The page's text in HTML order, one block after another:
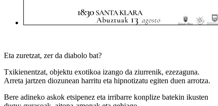
Eta zuretzat, zer da diabolo bat?
Txikienentzat, objektu exotikoa izango da ziurrenik, ezezaguna.
Arreta jartzen diozunean harritu eta hipnotizatu egiten duen arrotza.
Bere adineko askok etsipenez eta irribarre konplize batekin ikusten